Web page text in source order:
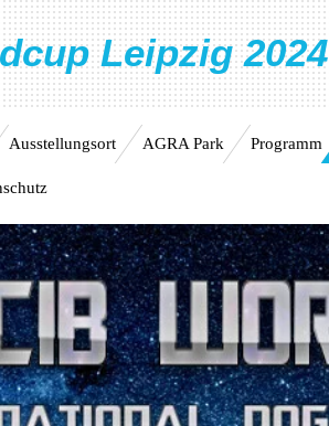
Leipzig 2024
Ausstellungsort AGRA Park Programm